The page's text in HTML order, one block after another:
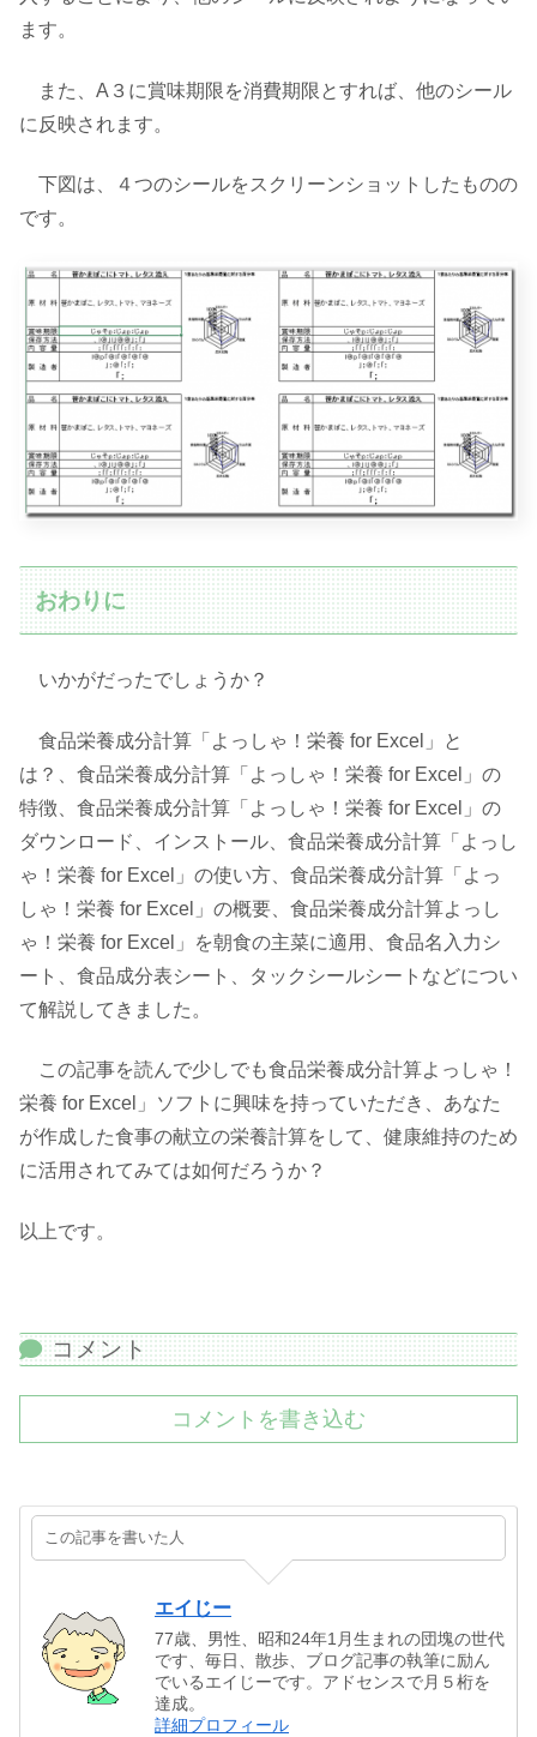
ます。
また、A３に賞味期限を消費期限とすれば、他のシール
に反映されます。
下図は、４つのシールをスクリーンショットしたものの
です。
おわりに
いかがだったでしょうか？
食品栄養成分計算「よっしゃ！栄養 for Excel」と
は？、食品栄養成分計算「よっしゃ！栄養 for Excel」の
特徴、食品栄養成分計算「よっしゃ！栄養 for Excel」の
ダウンロード、インストール、食品栄養成分計算「よっし
ゃ！栄養 for Excel」の使い方、食品栄養成分計算「よっ
しゃ！栄養 for Excel」の概要、食品栄養成分計算よっし
ゃ！栄養 for Excel」を朝食の主菜に適用、食品名入力シ
ート、食品成分表シート、タックシールシートなどについ
て解説してきました。
この記事を読んで少しでも食品栄養成分計算よっしゃ！
栄養 for Excel」ソフトに興味を持っていただき、あなた
が作成した食事の献立の栄養計算をして、健康維持のため
に活用されてみては如何だろうか？
以上です。
コメント
コメントを書き込む
この記事を書いた人
エイじー
77歳、男性、昭和24年1月生まれの団塊の世代
です、毎日、散歩、ブログ記事の執筆に励ん
でいるエイじーです。アドセンスで月５桁を
達成。
詳細プロフィール